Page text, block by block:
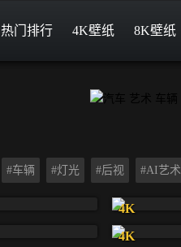
热门排行 4K壁纸 8K壁纸
#车辆 #灯光 #后视 #AI艺术
4K
4K